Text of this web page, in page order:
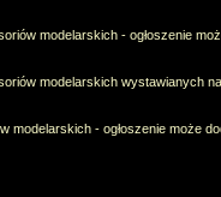
modelarskich - ogłoszenie
modelarskich wystawianych
modelarskich - ogłoszenie może